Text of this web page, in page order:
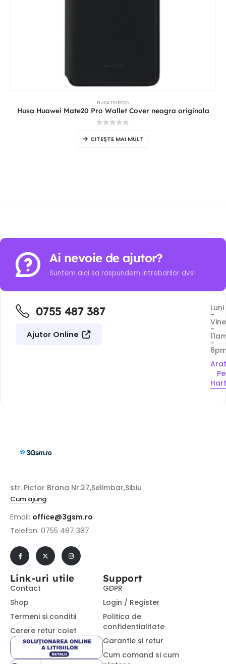
HUSA TELEFON
Husa Huawei Mate20 Pro Wallet Cover neagra originala
0out of 5
CITEȘTE MAI MULT
Ai nevoie de ajutor?
Suntem aici sa raspundem intrebarilor dvs!
0755 487 387
Ajutor Online
Luni
-
-
-
Pe
str. Pictor Brana Nr.27,Selimbar,Sibiu
Cum ajung
Email: office@3gsm.ro
Telefon: 0755 487 387
Link-uri utile
Contact
Shop
Termeni si conditii
Cerere retur colet
Support
GDPR
Login / Register
Politica de
confidentialitate
Garantie si retur
Cum comand si cum